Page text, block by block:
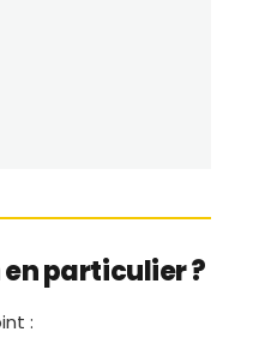
particulier ?
: